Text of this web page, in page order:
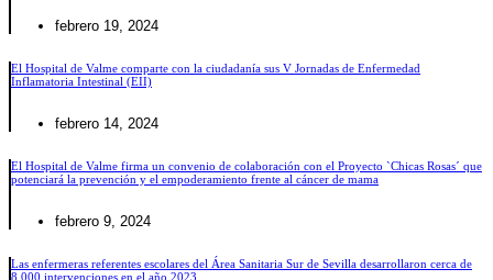
febrero 19, 2024
El Hospital de Valme comparte con la ciudadanía sus V Jornadas de Enfermedad
Inflamatoria Intestinal (EII)
febrero 14, 2024
El Hospital de Valme firma un convenio de colaboración con el Proyecto `Chicas Rosas´ que
potenciará la prevención y el empoderamiento frente al cáncer de mama
febrero 9, 2024
Las enfermeras referentes escolares del Área Sanitaria Sur de Sevilla desarrollaron cerca de
8.000 intervenciones en el año 2023